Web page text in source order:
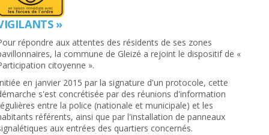
»
répondre aux attentes des résidents de ses zones
la commune de Gleizé a rejoint le dispositif de «
citoyenne ».
en janvier 2015 par la signature d'un protocole, cette
s'est concrétisée par des réunions d'information
entre la police (nationale et municipale) et les
référents, ainsi que par l'installation de panneaux
aux entrées des quartiers concernés.